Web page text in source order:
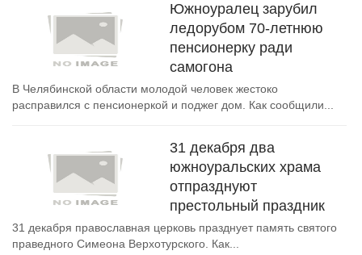
Южноуралец зарубил
ледорубом 70-летнюю
пенсионерку ради
самогона
В Челябинской области молодой человек жестоко
расправился с пенсионеркой и поджег дом. Как сообщили...
31 декабря два
южноуральских храма
отпразднуют
престольный праздник
31 декабря православная церковь празднует память святого
праведного Симеона Верхотурского. Как...